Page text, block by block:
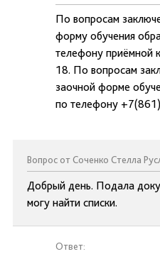
По вопросам
форму обучения
телефону приёмной
18. По вопросам
заочной форме
по телефону
Вопрос от Соченко Стелла
Добрый день. Подала
могу найти списки.
Ответ: